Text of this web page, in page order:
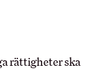
rättigheter ska